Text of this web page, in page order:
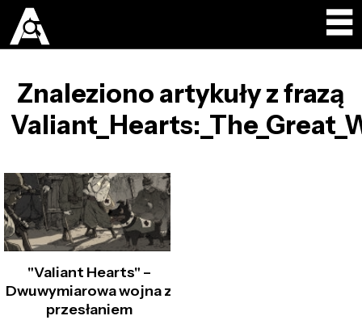
Znaleziono artykuły z frazą
"Valiant Hearts" –
Dwuwymiarowa wojna z
przesłaniem